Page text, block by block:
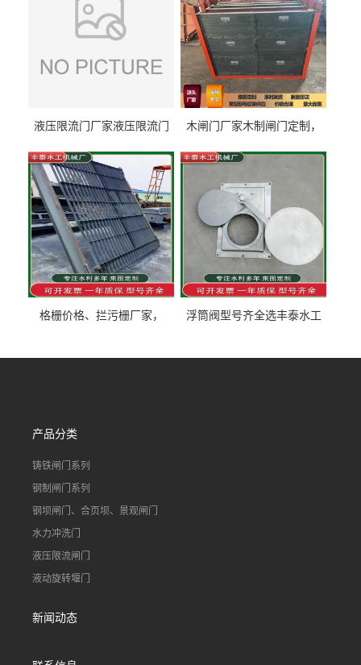
液压限流门厂家液压限流门
泰制造
木闸门厂家木制闸门定制，
型号齐全
格栅价格、拦污栅厂家，
浮筒阀型号齐全选丰泰水工
道水库电站污水处理钢制闸
产品分类
铸铁闸门系列
钢制闸门系列
钢坝闸门、合页坝、景观闸门
水力冲洗门
液压限流闸门
液动旋转堰门
新闻动态